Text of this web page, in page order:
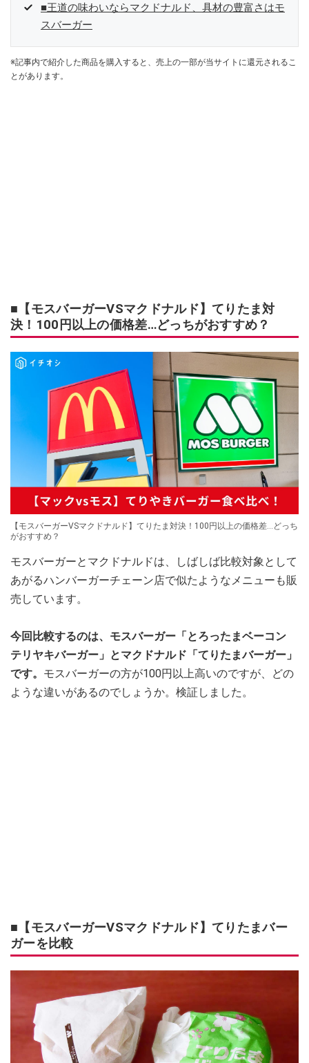
■王道の味わいならマクドナルド、具材の豊富さはモ
スバーガー
※記事内で紹介した商品を購入すると、売上の一部が当サイトに還元されるこ
とがあります。
■【モスバーガーVSマクドナルド】てりたま対
決！100円以上の価格差…どっちがおすすめ？
【モスバーガーVSマクドナルド】てりたま対決！100円以上の価格差…どっち
がおすすめ？
モスバーガーとマクドナルドは、しばしば比較対象として
あがるハンバーガーチェーン店で似たようなメニューも販
売しています。
今回比較するのは、モスバーガー「とろったまベーコン
テリヤキバーガー」とマクドナルド「てりたまバーガー」
です。 モスバーガーの方が100円以上高いのですが、どの
ような違いがあるのでしょうか。検証しました。
■【モスバーガーVSマクドナルド】てりたまバー
ガーを比較